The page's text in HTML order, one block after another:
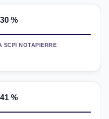
%
SCPI NOTAPIERRE
%